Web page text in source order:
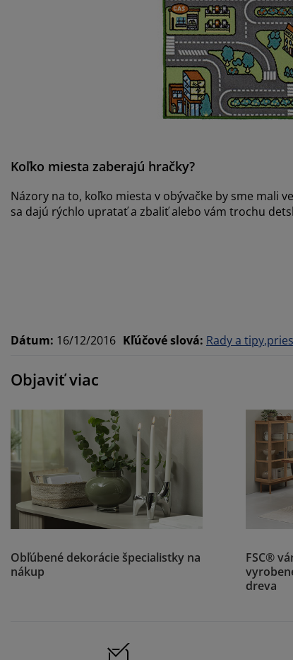
Koľko miesta zaberajú hračky?
Názory na to, koľko miesta v obývačke by sme mali
sa dajú rýchlo upratať a zbaliť alebo vám trochu
Dátum: 16/12/2016 Kľúčové slová: Rady a tipy
Objaviť viac
Obľúbené dekorácie špecialistky na
nákup
FSC®
dreva